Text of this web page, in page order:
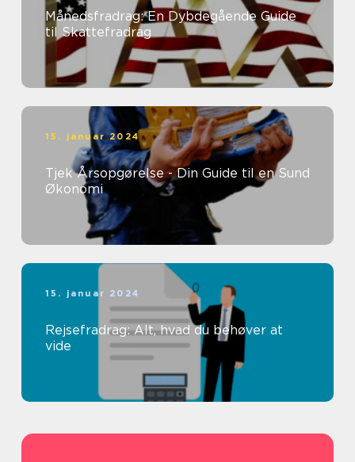
Månedsfradrag: En Dybdegående Guide
til Skattefradrag
15. januar 2024
Tjek Årsopgørelse - Din Guide til en Sund
Økonomi
15. januar 2024
Rejsefradrag: Alt, hvad du behøver at
vide